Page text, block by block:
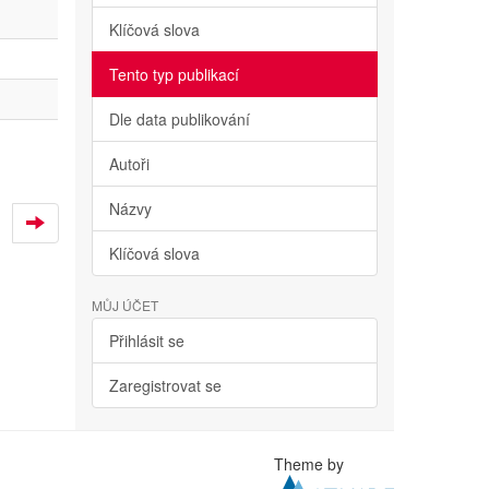
Klíčová slova
Tento typ publikací
Dle data publikování
Autoři
Názvy
Klíčová slova
MŮJ ÚČET
Přihlásit se
Zaregistrovat se
Theme by